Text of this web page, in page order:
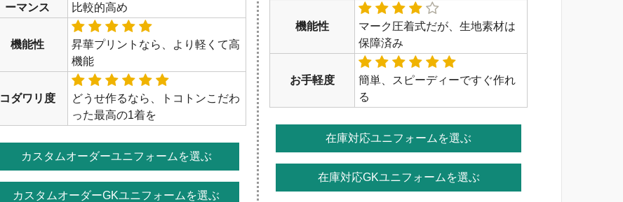
ーマンス
比較的高め
機能性
昇華プリントなら、より軽くて高
機能
コダワリ度
どうせ作るなら、トコトンこだわ
った最高の1着を
カスタムオーダーユニフォームを選ぶ
カスタムオーダーGKユニフォームを選ぶ
機能性
マーク圧着式だが、生地素材は
保障済み
お手軽度
簡単、スピーディーですぐ作れ
る
在庫対応ユニフォームを選ぶ
在庫対応GKユニフォームを選ぶ